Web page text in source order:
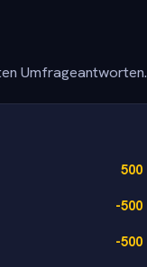
Umfrageantworten.
500
-500
-500